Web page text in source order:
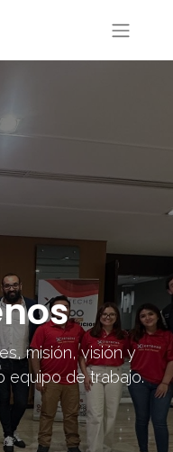
misión, visión y
equipo de trabajo.